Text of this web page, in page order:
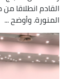
القادم انطلاقا
المنورة. وأوضح ...